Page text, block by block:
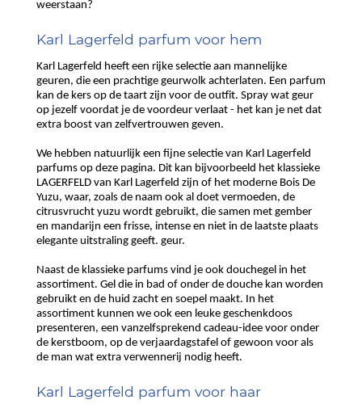
weerstaan?
Karl Lagerfeld parfum voor hem
Karl Lagerfeld heeft een rijke selectie aan mannelijke
geuren, die een prachtige geurwolk achterlaten. Een parfum
kan de kers op de taart zijn voor de outfit. Spray wat geur
op jezelf voordat je de voordeur verlaat - het kan je net dat
extra boost van zelfvertrouwen geven.
We hebben natuurlijk een fijne selectie van Karl Lagerfeld
parfums op deze pagina. Dit kan bijvoorbeeld het klassieke
LAGERFELD van Karl Lagerfeld zijn of het moderne Bois De
Yuzu, waar, zoals de naam ook al doet vermoeden, de
citrusvrucht yuzu wordt gebruikt, die samen met gember
en mandarijn een frisse, intense en niet in de laatste plaats
elegante uitstraling geeft. geur.
Naast de klassieke parfums vind je ook douchegel in het
assortiment. Gel die in bad of onder de douche kan worden
gebruikt en de huid zacht en soepel maakt. In het
assortiment kunnen we ook een leuke geschenkdoos
presenteren, een vanzelfsprekend cadeau-idee voor onder
de kerstboom, op de verjaardagstafel of gewoon voor als
de man wat extra verwennerij nodig heeft.
Karl Lagerfeld parfum voor haar